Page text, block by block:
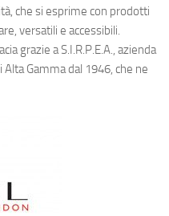
che si esprime con prodotti
versatili e accessibili.
grazie a S.I.R.P.E.A., azienda
Gamma dal 1946, che ne